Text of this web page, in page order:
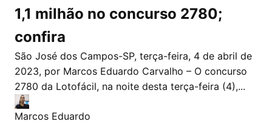
1,1 milhão no concurso 2780;
confira
São José dos Campos-SP, terça-feira, 4 de abril de
2023, por Marcos Eduardo Carvalho – O concurso
2780 da Lotofácil, na noite desta terça-feira (4),...
Marcos Eduardo